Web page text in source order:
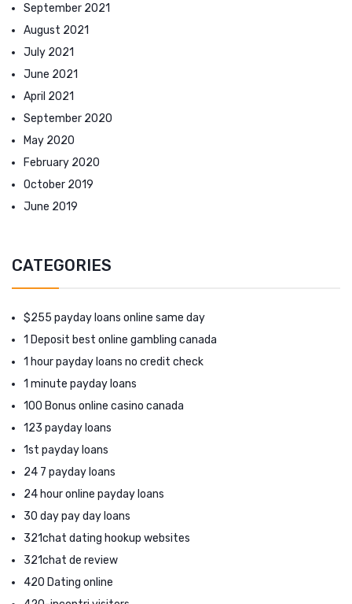
September 2021
August 2021
July 2021
June 2021
April 2021
September 2020
May 2020
February 2020
October 2019
June 2019
CATEGORIES
$255 payday loans online same day
1 Deposit best online gambling canada
1 hour payday loans no credit check
1 minute payday loans
100 Bonus online casino canada
123 payday loans
1st payday loans
24 7 payday loans
24 hour online payday loans
30 day pay day loans
321chat dating hookup websites
321chat de review
420 Dating online